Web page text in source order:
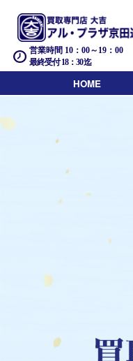
営業時間 10：00～19：00
最終受付 18：30迄
HOME